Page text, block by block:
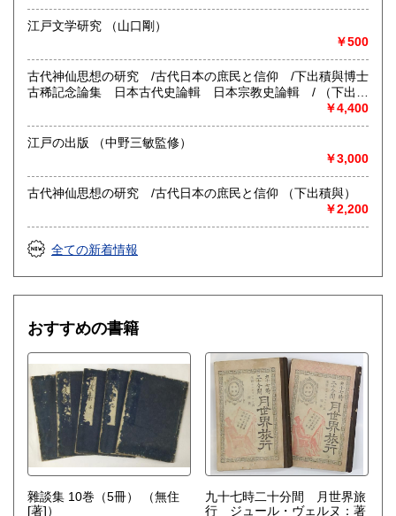
江戸文学研究 （山口剛）
￥500
古代神仙思想の研究 /古代日本の庶民と信仰 /下出積與博士
古稀記念論集 日本古代史論輯 日本宗教史論輯 / （下出積
￥4,400
江戸の出版 （中野三敏監修）
￥3,000
古代神仙思想の研究 /古代日本の庶民と信仰 （下出積與）
￥2,200
全ての新着情報
おすすめの書籍
雜談集 10巻（5冊）
（無住
[著]）
九十七時二十分間 月世界旅
行 ジュール・ヴェルヌ：著